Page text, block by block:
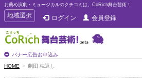
お薦め演劇・ミュージカルのクチコミは、CoRich舞台芸術！
T
o
g
g
e
n
a
地域選択 ログイン 会員登録
バナー広告お申込み
HOME 劇団 枕返し